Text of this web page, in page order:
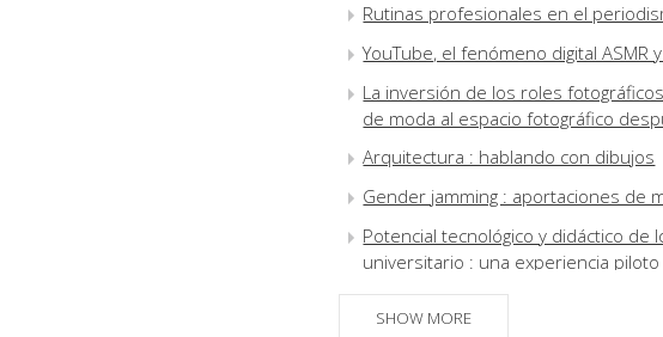
Rutinas profesionales en el
YouTube, el fenómeno digital
La inversión de los roles
de moda al espacio fotográfico
Arquitectura : hablando con dibujos
Gender jamming : aportaciones de
Potencial tecnológico y didáctico
universitario : una experiencia piloto
La recuperación de la memoria de
biográficos
SHOW MORE